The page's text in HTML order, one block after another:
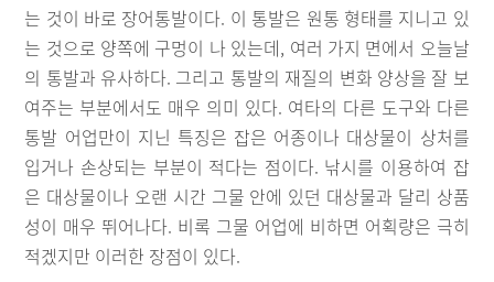
는 것이 바로 장어통발이다. 이 통발은 원통 형태를 지니고 있
는 것으로 양쪽에 구멍이 나 있는데, 여러 가지 면에서 오늘날
의 통발과 유사하다. 그리고 통발의 재질의 변화 양상을 잘 보
여주는 부분에서도 매우 의미 있다. 여타의 다른 도구와 다른
통발 어업만이 지닌 특징은 잡은 어종이나 대상물이 상처를
입거나 손상되는 부분이 적다는 점이다. 낚시를 이용하여 잡
은 대상물이나 오랜 시간 그물 안에 있던 대상물과 달리 상품
성이 매우 뛰어나다. 비록 그물 어업에 비하면 어획량은 극히
적겠지만 이러한 장점이 있다.